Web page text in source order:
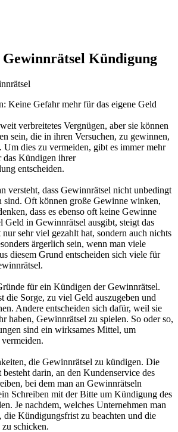
Kündigung
Keine Gefahr mehr für das eigene Geld
verbreitetes Vergnügen, aber sie können
sein, die in ihren Versuchen, zu gewinnen,
Um dies zu vermeiden, gibt es immer mehr
das Kündigen ihrer
entscheiden.
versteht, dass Gewinnrätsel nicht unbedingt
sind. Oft können große Gewinne winken,
dass es ebenso oft keine Gewinne
Geld in Gewinnrätsel ausgibt, steigt das
sehr viel gezahlt hat, sondern auch nichts
ärgerlich sein, wenn man viele
diesem Grund entscheiden sich viele für
für ein Kündigen der Gewinnrätsel.
die Sorge, zu viel Geld auszugeben und
Andere entscheiden sich dafür, weil sie
haben, Gewinnrätsel zu spielen. So oder so,
sind ein wirksames Mittel, um
die Gewinnrätsel zu kündigen. Die
darin, an den Kundenservice des
bei dem man an Gewinnrätseln
Schreiben mit der Bitte um Kündigung des
Je nachdem, welches Unternehmen man
die Kündigungsfrist zu beachten und die
schicken.